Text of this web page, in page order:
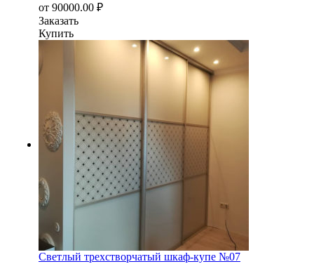
от 90000.00 ₽
Заказать
Купить
Светлый трехстворчатый шкаф-купе №07